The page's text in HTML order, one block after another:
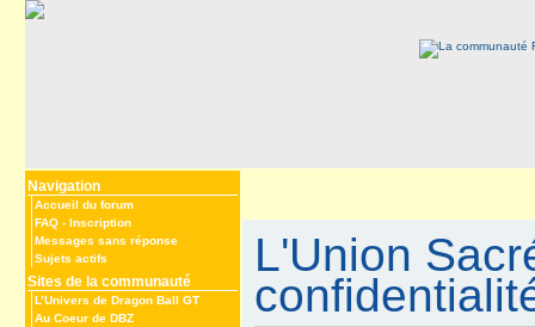
Navigation
Accueil du forum
FAQ - Inscription
Messages sans réponse
Sujets actifs
Sites de la communauté
L’Univers de Dragon Ball GT
Au Coeur de DBZ
L'Union